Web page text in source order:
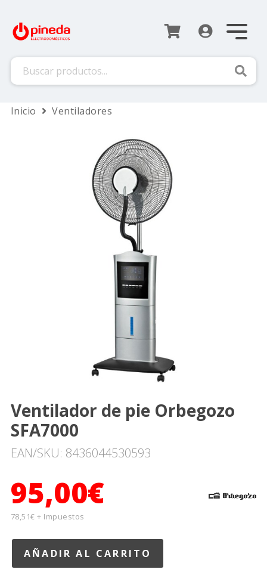
Inicio
 Ventiladores
Ventilador de pie Orbegozo
SFA7000
EAN/SKU: 8436044530593
95,00€
78,51€ + Impuestos